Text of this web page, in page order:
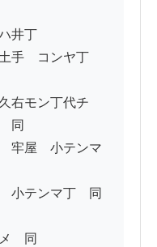
井丁
手　コンヤ丁
右モン丁代チ
　同
牢屋　小テンマ
小テンマ丁　同
　同